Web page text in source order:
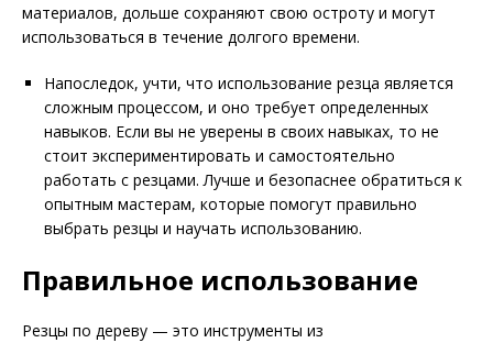
материалов, дольше сохраняют свою остроту и могут
использоваться в течение долгого времени.
Напоследок, учти, что использование резца является
сложным процессом, и оно требует определенных
навыков. Если вы не уверены в своих навыках, то не
стоит экспериментировать и самостоятельно
работать с резцами. Лучше и безопаснее обратиться к
опытным мастерам, которые помогут правильно
выбрать резцы и научать использованию.
Правильное использование
Резцы по дереву — это инструменты из